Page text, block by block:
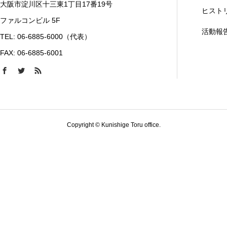
大阪市淀川区十三東1丁目17番19号
ファルコンビル 5F
TEL: 06-6885-6000（代表）
FAX: 06-6885-6001
ヒスト
活動報
Copyright © Kunishige Toru office.